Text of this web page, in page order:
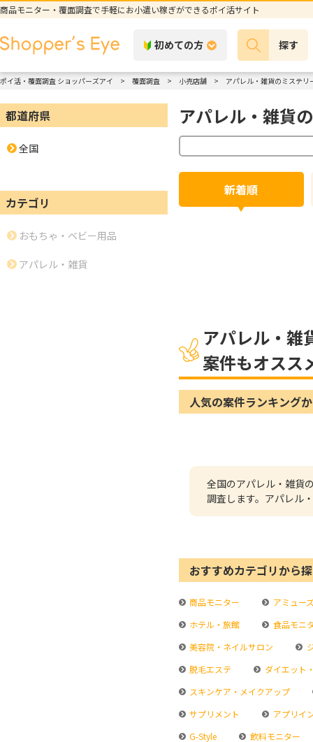
商品モニター・覆面調査で手軽にお小遣い稼ぎができるポイ活サイト
初めての方 探す
ポイ活・覆面調査 ショッパーズアイ 覆面調査 小売店舗 アパレル・雑貨のミステリ
都道府県
全国
カテゴリ
おもちゃ・ベビー用品
アパレル・雑貨
アパレル・雑貨
新着順
アパレル・雑
案件もオスス
人気の案件ランキング
全国のアパレル・雑貨
調査します。アパレル
おすすめカテゴリから
商品モニター
アミュー
ホテル・旅館
食品モニ
美容院・ネイルサロン
脱毛エステ
ダイエット
スキンケア・メイクアップ
サプリメント
アプリイ
G-Style
飲料モニター